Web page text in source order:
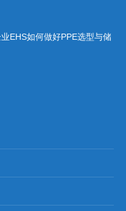
EHS如何做好PPE选型与储